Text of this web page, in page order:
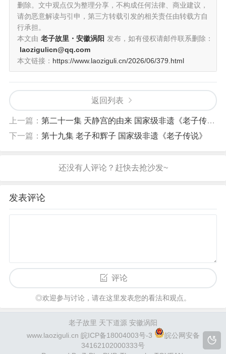
删除。文中观点仅为整理分享，不构成任何法律、商业建议，
请勿恶意解读与引申，第三方转载引发的相关责任由转载方自
行承担。
本文由 老子故里・安徽涡阳 发布，如有侵权请邮件联系删除：
laozigulicn@qq.com
本文链接： https://www.laoziguli.cn/2026/06/379.html
返回列表
上一篇： 第二十一集 天静宫的由来 国家级非遗《老子传说》
下一篇： 第十九集 老子和辉子 国家级非遗《老子传说》
发表评论
评论
◎欢迎参与讨论，请在这里发表您的看法和观点。
老子故里 天下道源 安徽涡阳
www.laoziguli.cn 皖ICP备18004003号-3
皖公网安备
34162102000333号